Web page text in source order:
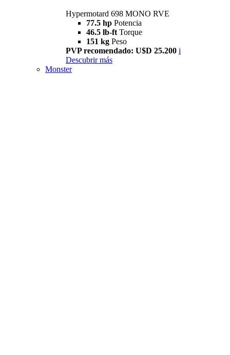
Hypermotard 698 MONO RVE
77.5 hp Potencia
46.5 lb-ft Torque
151 kg Peso
PVP recomendado: U$D 25.200 i
Descubrir más
Monster